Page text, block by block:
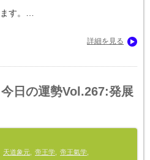
す。…
詳細を見る
日の運勢Vol.267:発展
天道象元 帝王学 帝王氣学